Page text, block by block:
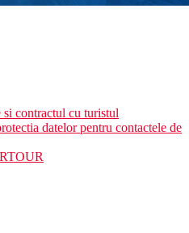
contractul cu turistul
datelor pentru contactele de